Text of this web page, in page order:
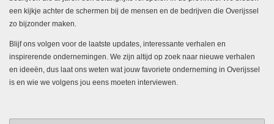
een kijkje achter de schermen bij de mensen en de bedrijven die Overijssel
zo bijzonder maken.
Blijf ons volgen voor de laatste updates, interessante verhalen en
inspirerende ondernemingen. We zijn altijd op zoek naar nieuwe verhalen
en ideeën, dus laat ons weten wat jouw favoriete onderneming in Overijssel
is en wie we volgens jou eens moeten interviewen.